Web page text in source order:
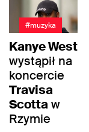
#muzyka
Kanye West
wystąpił na
koncercie
Travisa
Scottaw
Rzymie